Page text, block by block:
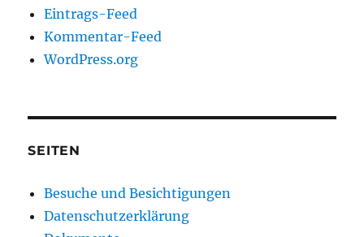
Eintrags-Feed
Kommentar-Feed
WordPress.org
SEITEN
Besuche und Besichtigungen
Datenschutzerklärung